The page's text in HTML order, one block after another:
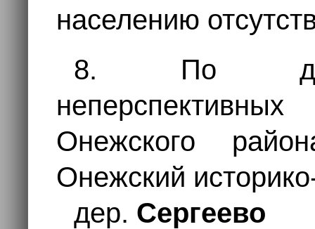
населению
8. По
Онежского
Онежский
дер. Сергеево